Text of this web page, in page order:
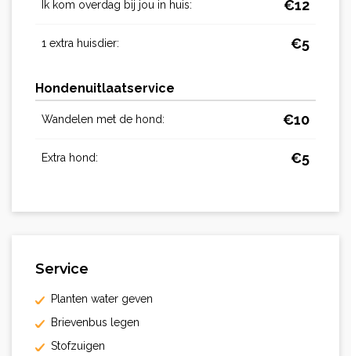
Ik kom overdag bij jou in huis: €12
1 extra huisdier: €5
Hondenuitlaatservice
Wandelen met de hond: €10
Extra hond: €5
Service
Planten water geven
Brievenbus legen
Stofzuigen